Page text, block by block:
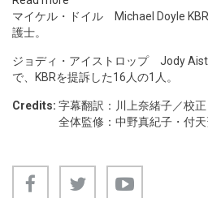
マイケル・ドイル Michael Doyle
護士。
ジョディ・アイストロップ Jody
で、KBRを提訴した16人の1人。
Credits: 字幕翻訳：川上奈緒子／校
全体監修：中野真紀子・付